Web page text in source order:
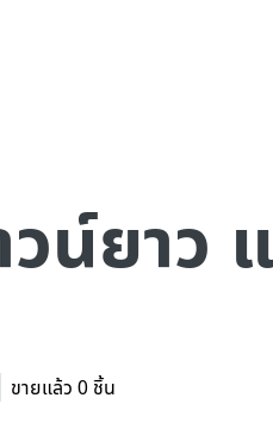
วน์ยาว
ขายแล้ว 0 ชิ้น